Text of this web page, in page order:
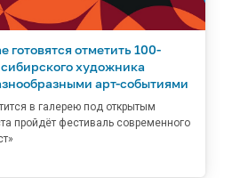
готовятся отметить 100-
художника
арт-событиями
в галерею под открытым
пройдёт фестиваль современного